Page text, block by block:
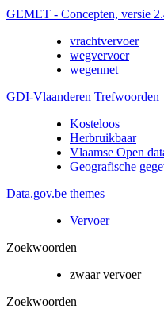
GEMET - Concepten, versie
vrachtvervoer
wegvervoer
wegennet
GDI-Vlaanderen Trefwoorden
Kosteloos
Herbruikbaar
Vlaamse Open
Geografische
Data.gov.be themes
Vervoer
Zoekwoorden
zwaar vervoer
Zoekwoorden